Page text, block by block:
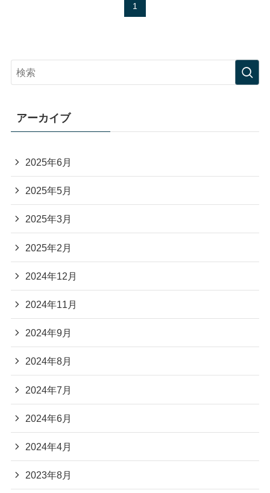
1
アーカイブ
2025年6月
2025年5月
2025年3月
2025年2月
2024年12月
2024年11月
2024年9月
2024年8月
2024年7月
2024年6月
2024年4月
2023年8月